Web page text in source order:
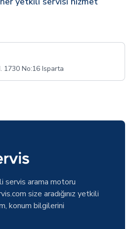
1730 No:16 Isparta
servis arama motoru
size aradığınız yetkili
konum bilgilerini